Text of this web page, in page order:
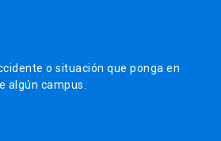
o situación que ponga en
algún campus.